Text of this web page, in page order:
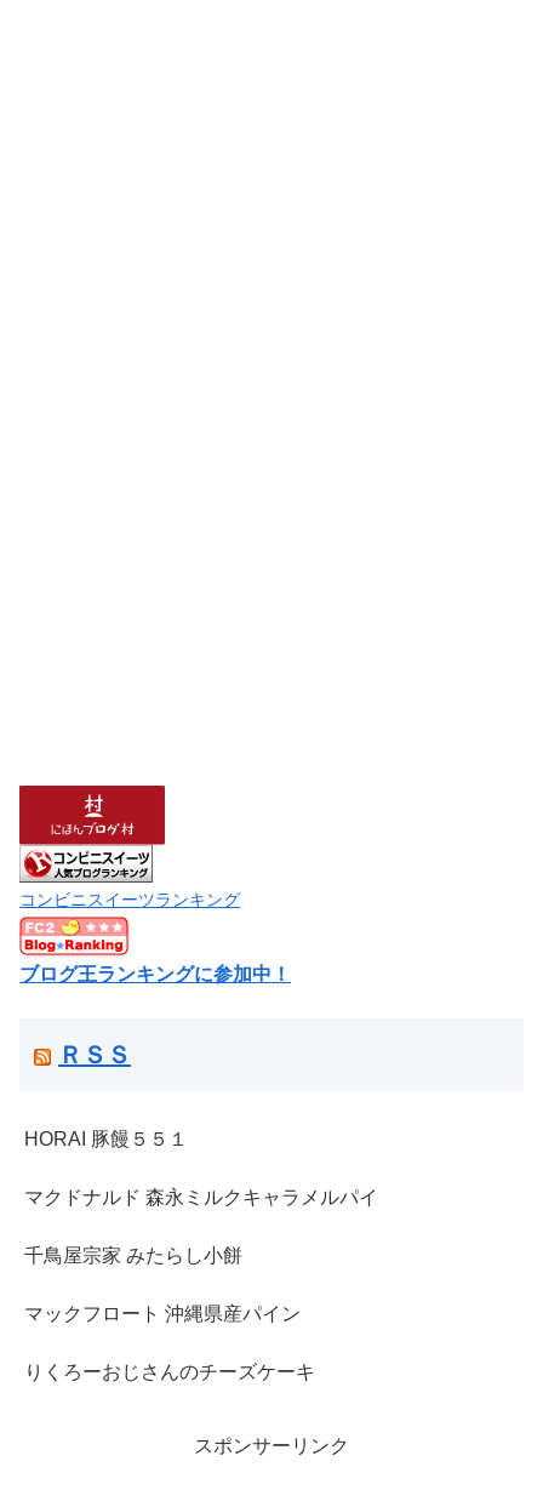
コンビニスイーツランキング
ブログ王ランキングに参加中！
ＲＳＳ
HORAI 豚饅５５１
マクドナルド 森永ミルクキャラメルパイ
千鳥屋宗家 みたらし小餅
マックフロート 沖縄県産パイン
りくろーおじさんのチーズケーキ
スポンサーリンク